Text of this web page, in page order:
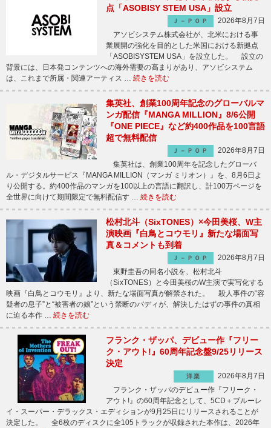
点「ASOBISY STEM USA」設立
Ｊ－ＰＯＰ
2026年8月7日
アソビシステム株式会社が、北米における事
業展開の強化を目的とした米国における新拠点
「ASOBISYSTEM USA」を設立した。 設立の
背景には、日本発コンテンツへの海外需要の高まりがあり、アソビシステム
は、これまで所属・関連アーティス … 続きを読む
集英社、創業100周年記念のグローバルマ
ンガ配信『MANGA MILLION』8/6公開
『ONE PIECE』など約400作品を100言語
超で無料配信
Ｊ－ＰＯＰ
2026年8月7日
集英社は、創業100周年を記念したグローバ
ル・デジタルサービス『MANGA MILLION（マンガ ミリオン）』を、8月6日よ
り公開する。約400作品のマンガを100以上の言語に翻訳し、計100万ページを
全世界に向けて期間限定で無料配信す … 続きを読む
松村北斗（SixTONES）×今田美桜、W主
演映画『白鳥とコウモリ』新たな場面写
真＆コメントも到着
Ｊ－ＰＯＰ
2026年8月7日
東野圭吾の同名小説を、松村北斗
（SixTONES）と今田美桜のW主演で実写化する
映画『白鳥とコウモリ』より、新たな場面写真が解禁された。 殺人事件の“容
疑者の息子”と“被害者の娘”という禁断のバディが、解決したはずの事件の真相
に迫る本作 … 続きを読む
フランク・ザッパ、デビュー作『フリー
ク・アウト!』60周年記念盤9/25リリース
決定
洋楽
2026年8月7日
フランク・ザッパのデビュー作『フリーク・
アウト!』の60周年記念として、5CD＋ブルーレ
イ・スーパー・デラックス・エディションが9月25日にリリースされることが
決定した。 全6枚のディスクに全105トラックが収録された本作は、2026年